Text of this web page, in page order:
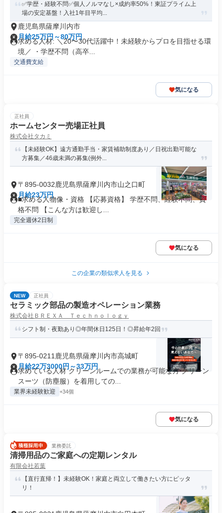
✅学歴・経験不問✅個人ノルマなし×成約率50%！東証プライム上
場の安定基盤！入社1年目平均...
鹿児島県薩摩川内市
月給25万円～80万円
求める人材: ＼20〜30代活躍中！未経験からプロを目指せる環
境／ ・学歴不問（高卒...
交通費支給
気になる
正社員
ホームセンター売場正社員
株式会社タカミ
【未経験OK】遠方通勤手当・家賃補助制度あり／日祝出勤可能な
方募集／46歳未満の募集(例外...
〒895-0032鹿児島県薩摩川内市山之口町
月給23万円
■求める人物像・資格 【応募資格】 学歴不問、経験不問、資
格不問 【こんな方は歓迎し...
完全週休2日制
気になる
この企業の類似求人を見る
NEW 正社員
セラミック部品の製造オペレーション業務
株式会社ＢＲＥＸＡ Ｔｅｃｈｎｏｌｏｇｙ
シフト制・夜勤あり◎年間休日125日！◎昇給年2回
〒895-0211鹿児島県薩摩川内市高城町
月給22万3000円～33万円
求めている人材 クリーンルームでの業務が可能な方 クリーン
スーツ（防塵服）を着用しての...
業界未経験歓迎 +34個
気になる
業務委託
清掃用品のご家庭への定期レンタル
有限会社若葉
【直行直帰！】未経験OK！家庭と両立して働きたい方にピッタ
リ！